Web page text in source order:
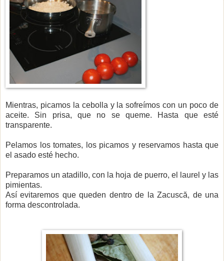
Mientras, picamos la cebolla y la sofreímos con un poco de
aceite. Sin prisa, que no se queme. Hasta que esté
transparente.
Pelamos los tomates, los picamos y reservamos hasta que
el asado esté hecho.
Preparamos un atadillo, con la hoja de puerro, el laurel y las
pimientas.
Así evitaremos que queden dentro de la Zacuscă, de una
forma descontrolada.